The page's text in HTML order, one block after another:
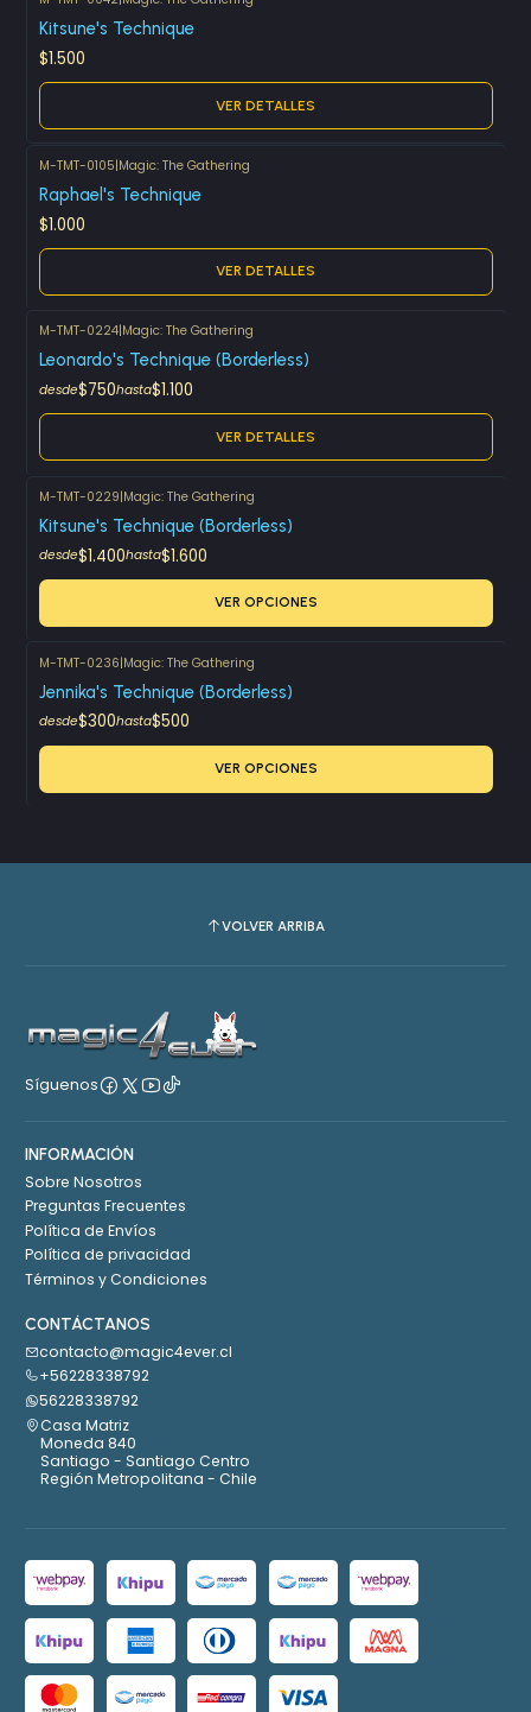
Agotado
Kitsune's Technique
$1.500
VER DETALLES
Agotado
M-TMT-0105|Magic: The Gathering
Raphael's Technique
$1.000
VER DETALLES
Agotado
M-TMT-0224|Magic: The Gathering
Leonardo's Technique (Borderless)
desde$750hasta$1.100
VER DETALLES
M-TMT-0229|Magic: The Gathering
Kitsune's Technique (Borderless)
desde$1.400hasta$1.600
VER OPCIONES
M-TMT-0236|Magic: The Gathering
Jennika's Technique (Borderless)
desde$300hasta$500
VER OPCIONES
VOLVER ARRIBA
Síguenos
INFORMACIÓN
Sobre Nosotros
Preguntas Frecuentes
Política de Envíos
Política de privacidad
Términos y Condiciones
CONTÁCTANOS
contacto@magic4ever.cl
+56228338792
56228338792
Casa Matriz
Moneda 840
Santiago - Santiago Centro
Región Metropolitana - Chile